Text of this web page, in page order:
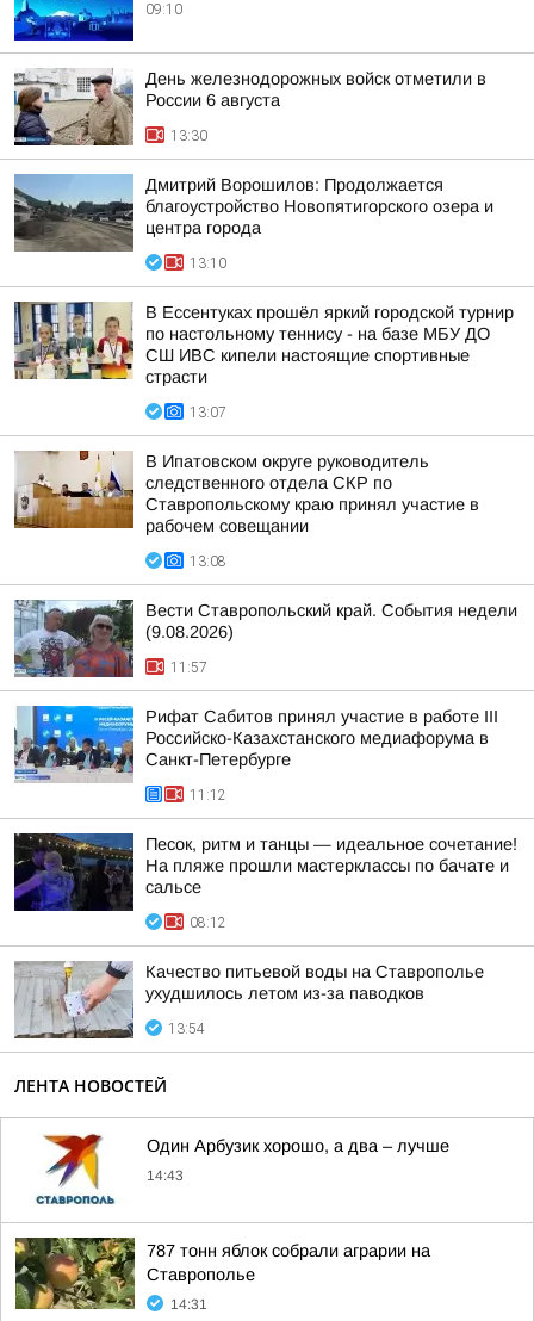
09:10
День железнодорожных войск отметили в
России 6 августа
13:30
Дмитрий Ворошилов: Продолжается
благоустройство Новопятигорского озера и
центра города
13:10
В Ессентуках прошёл яркий городской турнир
по настольному теннису - на базе МБУ ДО
СШ ИВС кипели настоящие спортивные
страсти
13:07
В Ипатовском округе руководитель
следственного отдела СКР по
Ставропольскому краю принял участие в
рабочем совещании
13:08
Вести Ставропольский край. События недели
(9.08.2026)
11:57
Рифат Сабитов принял участие в работе III
Российско-Казахстанского медиафорума в
Санкт-Петербурге
11:12
Песок, ритм и танцы — идеальное сочетание!
На пляже прошли мастерклассы по бачате и
сальсе
08:12
Качество питьевой воды на Ставрополье
ухудшилось летом из-за паводков
13:54
ЛЕНТА НОВОСТЕЙ
Один Арбузик хорошо, а два – лучше
14:43
787 тонн яблок собрали аграрии на
Ставрополье
14:31